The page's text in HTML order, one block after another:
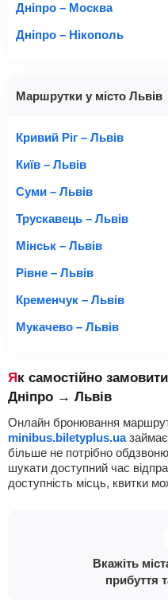
Дніпро – Москва
Дніпро – Нікополь
Маршрутки у місто Львів
Кривий Ріг – Львів
Київ – Львів
Суми – Львів
Трускавець – Львів
Мінськ – Львів
Рівне – Львів
Кременчук – Львів
Мукачево – Львів
Як самостійно замовити квиток на маршрутку
Дніпро → Львів
Онлайн бронювання
minibus.biletyplus.ua
більше не потрібно
шукати доступний час
доступність місць, квитки
Вкажіть
прибуття